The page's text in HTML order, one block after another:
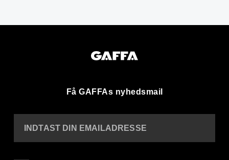
Få GAFFAs nyhedsmail
INDTAST DIN EMAILADRESSE